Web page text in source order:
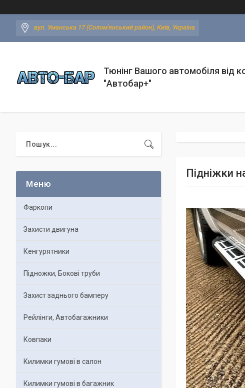
вул. Уманська 17 (Солом'янський район), Київ, Україна
Тюнінг Вашого автомобіля від
"Автобар+"
Підніжки
Фаркопи
Захисти двигуна
Кенгурятники
Підножки, Бокові труби
Захист заднього бамперу
Рейлінги, Автобагажники
Ковпаки
Килимки гумові в салон
Килимки гумові в багажник